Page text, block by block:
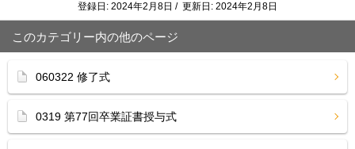
登録日: 2024年2月8日 / 更新日: 2024年2月8日
このカテゴリー内の他のページ
060322 修了式
0319 第77回卒業証書授与式